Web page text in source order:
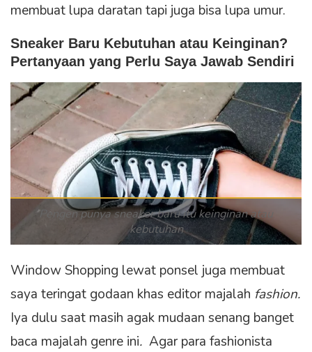
membuat lupa daratan tapi juga bisa lupa umur.
Sneaker Baru Kebutuhan atau Keinginan?
Pertanyaan yang Perlu Saya Jawab Sendiri
Pengen punya sneaker baru itu keinginan atau
kebutuhan
Window Shopping lewat ponsel juga membuat
saya teringat godaan khas editor majalah fashion.
Iya dulu saat masih agak mudaan senang banget
baca majalah genre ini. Agar para fashionista